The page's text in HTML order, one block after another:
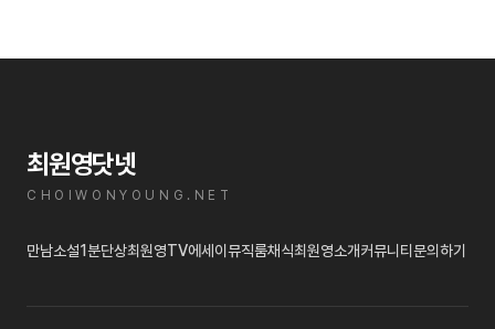
최원영닷넷
CHOIWONYOUNG.NET
만남소설1분단상최원영TV에세이 뮤직룸채식최원영소개커뮤니티 문의하기